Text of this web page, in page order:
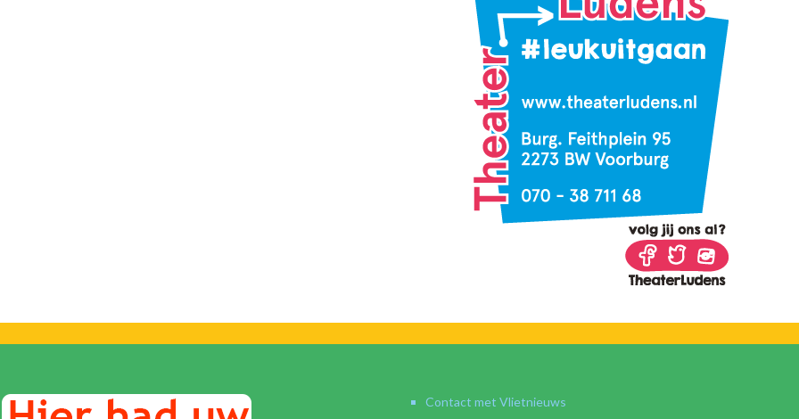
Contact met Vlietnieuws